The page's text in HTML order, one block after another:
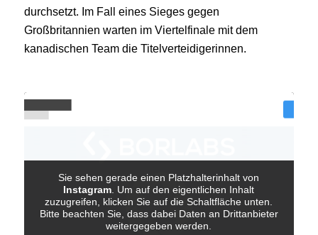
durchsetzt. Im Fall eines Sieges gegen
Großbritannien warten im Viertelfinale mit dem
kanadischen Team die Titelverteidigerinnen.
Sie sehen gerade einen Platzhalterinhalt von
Instagram. Um auf den eigentlichen Inhalt
zuzugreifen, klicken Sie auf die Schaltfläche unten.
Bitte beachten Sie, dass dabei Daten an Drittanbieter
weitergegeben werden.